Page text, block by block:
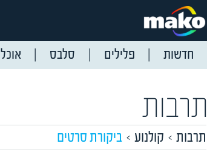
חדשות פלילים סלבס אוכל
תרבות
תרבות קולנוע ביקורת סרטים